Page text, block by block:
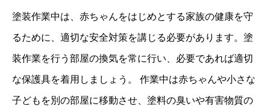
塗装作業中は、赤ちゃんをはじめとする家族の健康を守
るために、適切な安全対策を講じる必要があります。塗
装作業を行う部屋の換気を常に行い、必要であれば適切
な保護具を着用しましょう。 作業中は赤ちゃんや小さな
子どもを別の部屋に移動させ、塗料の臭いや有害物質の